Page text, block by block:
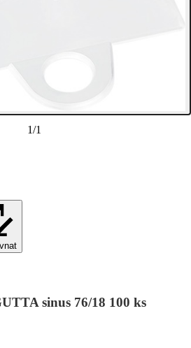
1/1
sinus 76/18 100 ks